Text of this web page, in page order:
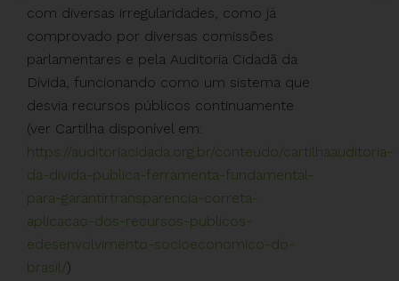
com diversas irregularidades, como já
comprovado por diversas comissões
parlamentares e pela Auditoria Cidadã da
Dívida, funcionando como um sistema que
desvia recursos públicos continuamente
(ver Cartilha disponível em:
https://auditoriacidada.org.br/conteudo/cartilhaauditoria-
da-divida-publica-ferramenta-fundamental-
para-garantirtransparencia-correta-
aplicacao-dos-recursos-publicos-
edesenvolvimento-socioeconomico-do-
brasil/)